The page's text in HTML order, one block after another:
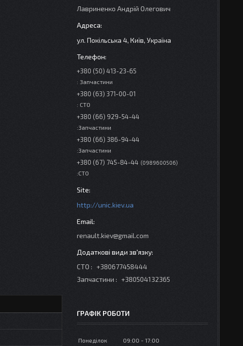
Лавриненко Андрій Олегович
ул. Покільська 4, Київ, Україна
+380 (50) 413-23-65
: Запчастини
+380 (63) 371-00-01
: СТО
+380 (66) 929-54-44
:Запчастини
+380 (66) 386-94-44
:Запчастини
+380 (67) 745-84-44 0989600506
:СТО
http://unic.kiev.ua
renault.kiev@gmail.com
СТО
+380677458444
Запчастини
+380504132365
ГРАФІК РОБОТИ
Понеділок 09:00
17:00